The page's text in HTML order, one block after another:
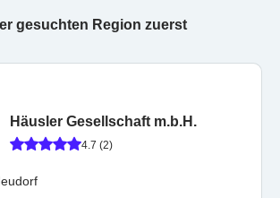
gesuchten Region zuerst
Häusler Gesellschaft m.b.H.
4.7 (2)